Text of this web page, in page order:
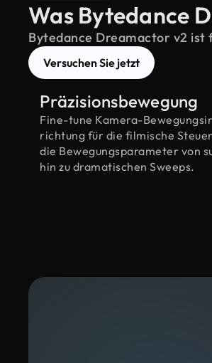
Was Bytedance
Bytedance Dreamactor v2 ist
Versuchen Sie jetzt
Präzisionsbewegung
Fine-tune Kamera-
richtung für die filmische
die Bewegungsparameter von
hin zu dramatischen Sweeps.